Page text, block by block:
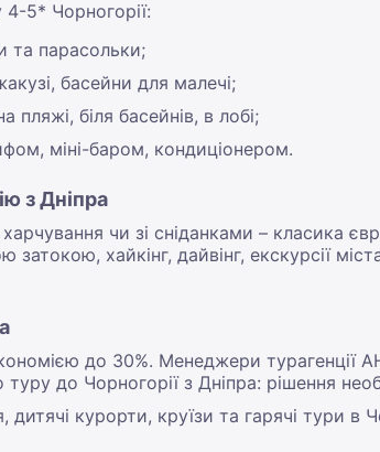
5* Чорногорії:
та парасольки;
басейни для малечі;
біля басейнів, в лобі;
міні-баром, кондиціонером.
з Дніпра
харчування чи зі сніданками – класика
хайкінг, дайвінг, екскурсії
до 30%. Менеджери турагенції
до Чорногорії з Дніпра: рішення
курорти, круїзи та гарячі тури